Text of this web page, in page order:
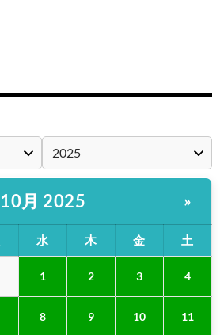
10月 2025 »
水 木 金 土
1 2 3 4
8 9 10 11